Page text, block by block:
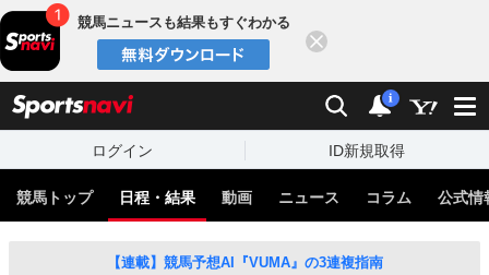
競馬ニュースも結果もすぐわかる
検索 通知
i
ログイン ID新規取得
競馬トップ 日程・結果 動画 ニュース コラム 公式情
【連載】競馬予想AI『VUMA』の3連複指南